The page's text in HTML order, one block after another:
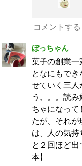
ぼっちゃん
菓子の創業一
となにもでき
せていく三人
う。。。読
ちゃになって
たが、それが
は、人の気持
と２回ほど
本】